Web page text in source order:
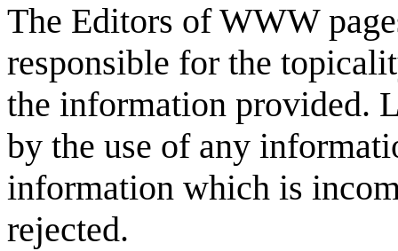
The Editors of WWW
responsible for the
the information provided.
by the use of any
information which is
rejected.